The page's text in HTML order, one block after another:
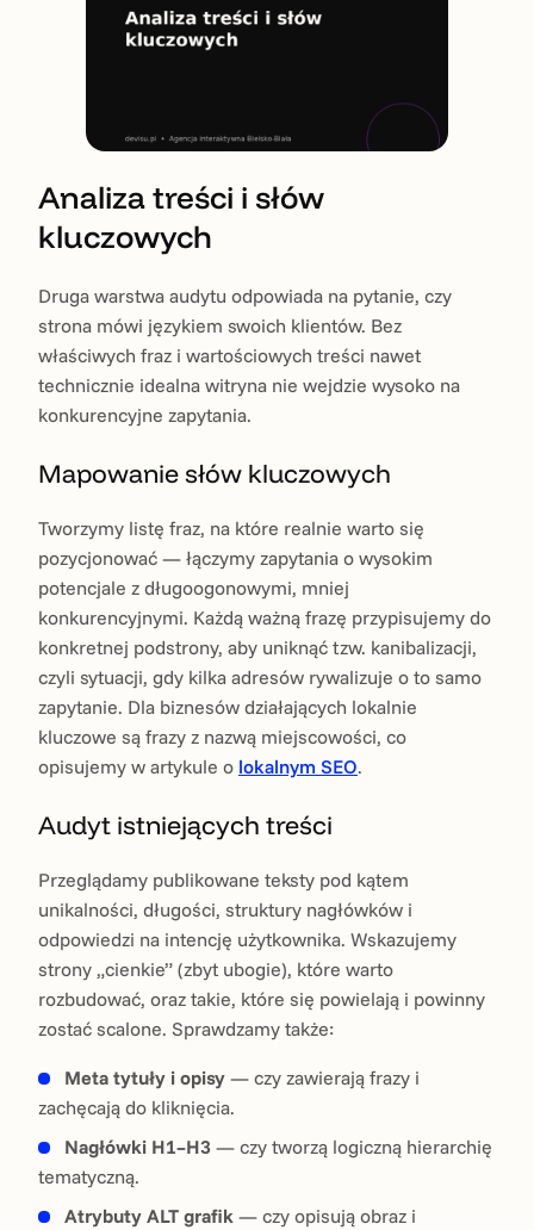
Analiza treści i słów
kluczowych
Druga warstwa audytu odpowiada na pytanie, czy
strona mówi językiem swoich klientów. Bez
właściwych fraz i wartościowych treści nawet
technicznie idealna witryna nie wejdzie wysoko na
konkurencyjne zapytania.
Mapowanie słów kluczowych
Tworzymy listę fraz, na które realnie warto się
pozycjonować — łączymy zapytania o wysokim
potencjale z długoogonowymi, mniej
konkurencyjnymi. Każdą ważną frazę przypisujemy do
konkretnej podstrony, aby uniknąć tzw. kanibalizacji,
czyli sytuacji, gdy kilka adresów rywalizuje o to samo
zapytanie. Dla biznesów działających lokalnie
kluczowe są frazy z nazwą miejscowości, co
opisujemy w artykule o lokalnym SEO.
Audyt istniejących treści
Przeglądamy publikowane teksty pod kątem
unikalności, długości, struktury nagłówków i
odpowiedzi na intencję użytkownika. Wskazujemy
strony „cienkie” (zbyt ubogie), które warto
rozbudować, oraz takie, które się powielają i powinny
zostać scalone. Sprawdzamy także:
Meta tytuły i opisy — czy zawierają frazy i
zachęcają do kliknięcia.
Nagłówki H1–H3 — czy tworzą logiczną hierarchię
tematyczną.
Atrybuty ALT grafik — czy opisują obraz i